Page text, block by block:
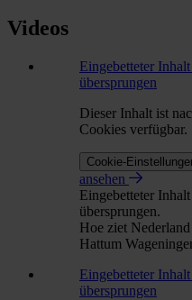
Videos
Eingebetteter
übersprungen
Dieser Inhalt ist
Cookies verfügbar.
Cookie-
ansehen
Eingebetteter
übersprungen.
Hoe ziet
Hattum
Eingebetteter
übersprungen